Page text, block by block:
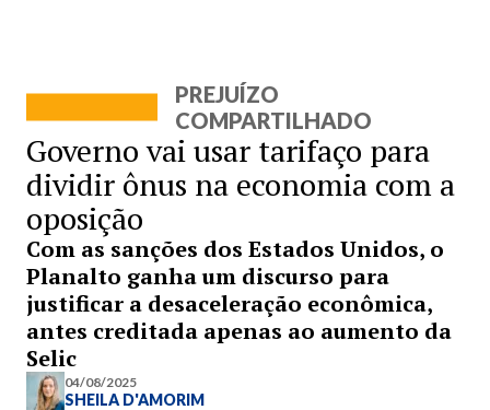
PREJUÍZO
COMPARTILHADO
Governo vai usar tarifaço para
dividir ônus na economia com a
oposição
Com as sanções dos Estados Unidos, o
Planalto ganha um discurso para
justificar a desaceleração econômica,
antes creditada apenas ao aumento da
Selic
04/08/2025
SHEILA D'AMORIM